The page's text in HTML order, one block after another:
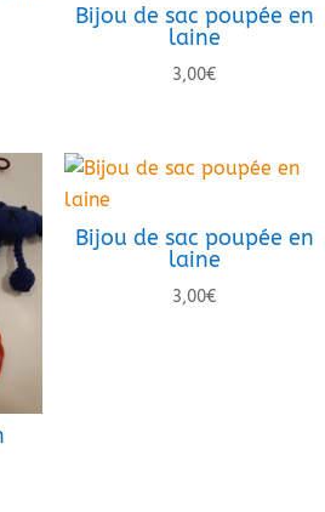
Bijou de sac poupée en
laine
3,00€
Bijou de sac poupée en
laine
3,00€